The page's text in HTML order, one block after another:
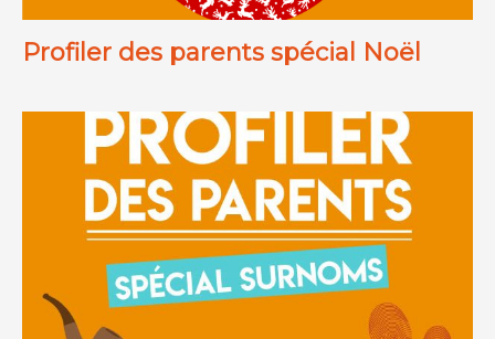
Profiler des parents spécial Noël